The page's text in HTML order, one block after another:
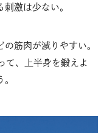
激は少ない。
筋肉が減りやすい。
て、上半身を鍛えよ